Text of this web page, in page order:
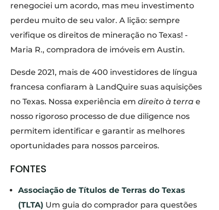
renegociei um acordo, mas meu investimento
perdeu muito de seu valor. A lição: sempre
verifique os direitos de mineração no Texas! -
Maria R., compradora de imóveis em Austin.
Desde 2021, mais de 400 investidores de língua
francesa confiaram à LandQuire suas aquisições
no Texas. Nossa experiência emdireito à terra e
nosso rigoroso processo de due diligence nos
permitem identificar e garantir as melhores
oportunidades para nossos parceiros.
FONTES
Associação de Títulos de Terras do Texas
(TLTA) Um guia do comprador para questões